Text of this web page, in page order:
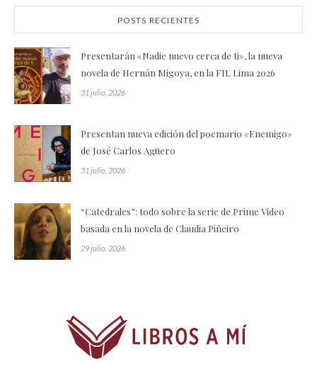
POSTS RECIENTES
Presentarán «Nadie nuevo cerca de ti», la nueva
novela de Hernán Migoya, en la FIL Lima 2026
31 julio, 2026
Presentan nueva edición del poemario «Enemigo»
de José Carlos Agüero
31 julio, 2026
“Catedrales”: todo sobre la serie de Prime Video
basada en la novela de Claudia Piñeiro
29 julio, 2026